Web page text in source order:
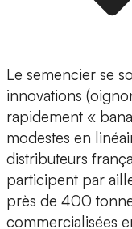
Le semencier se
innovations
rapidement «
modestes en
distributeurs
participent par
près de 400
commercialisées